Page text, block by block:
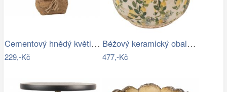
Cementový hnědý květináč ve tvaru vaku …
229,-Kč
Béžový keramický obal na květináč s…
477,-Kč